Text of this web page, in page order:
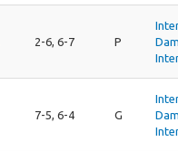
2-6, 6-7 P
7-5, 6-4 G